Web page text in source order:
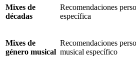
Mixes de
décadas
Recomendaciones
específica
Mixes de
género musical
Recomendaciones
musical específico